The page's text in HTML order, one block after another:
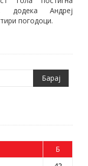
додека Андреј
погодоци.
Б